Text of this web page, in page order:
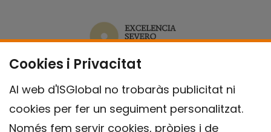
Cookies i Privacitat
Al web d'ISGlobal no trobaràs publicitat ni
cookies per fer un seguiment personalitzat.
Només fem servir cookies, pròpies i de